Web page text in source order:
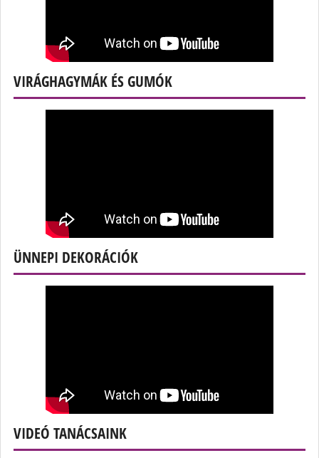
VIRÁGHAGYMÁK ÉS GUMÓK
ÜNNEPI DEKORÁCIÓK
VIDEÓ TANÁCSAINK